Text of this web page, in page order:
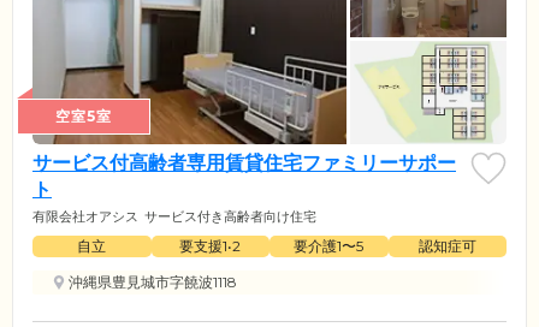
空室5室
サービス付高齢者専用賃貸住宅ファミリーサポー
ト
有限会社オアシス サービス付き高齢者向け住宅
自立 要支援1•2 要介護1〜5
認知症可
沖縄県豊見城市字饒波1118